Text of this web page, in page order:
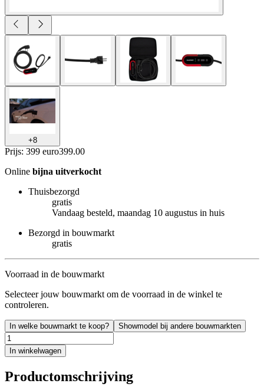
+8
Prijs: 399 euro399.00
Online bijna uitverkocht
Thuisbezorgd
gratis
Vandaag besteld, maandag 10 augustus in huis
Bezorgd in bouwmarkt
gratis
Voorraad in de bouwmarkt
Selecteer jouw bouwmarkt om de voorraad in de winkel te
controleren.
In welke bouwmarkt te koop? Showmodel bij andere bouwmarkten
In winkelwagen
Productomschrijving